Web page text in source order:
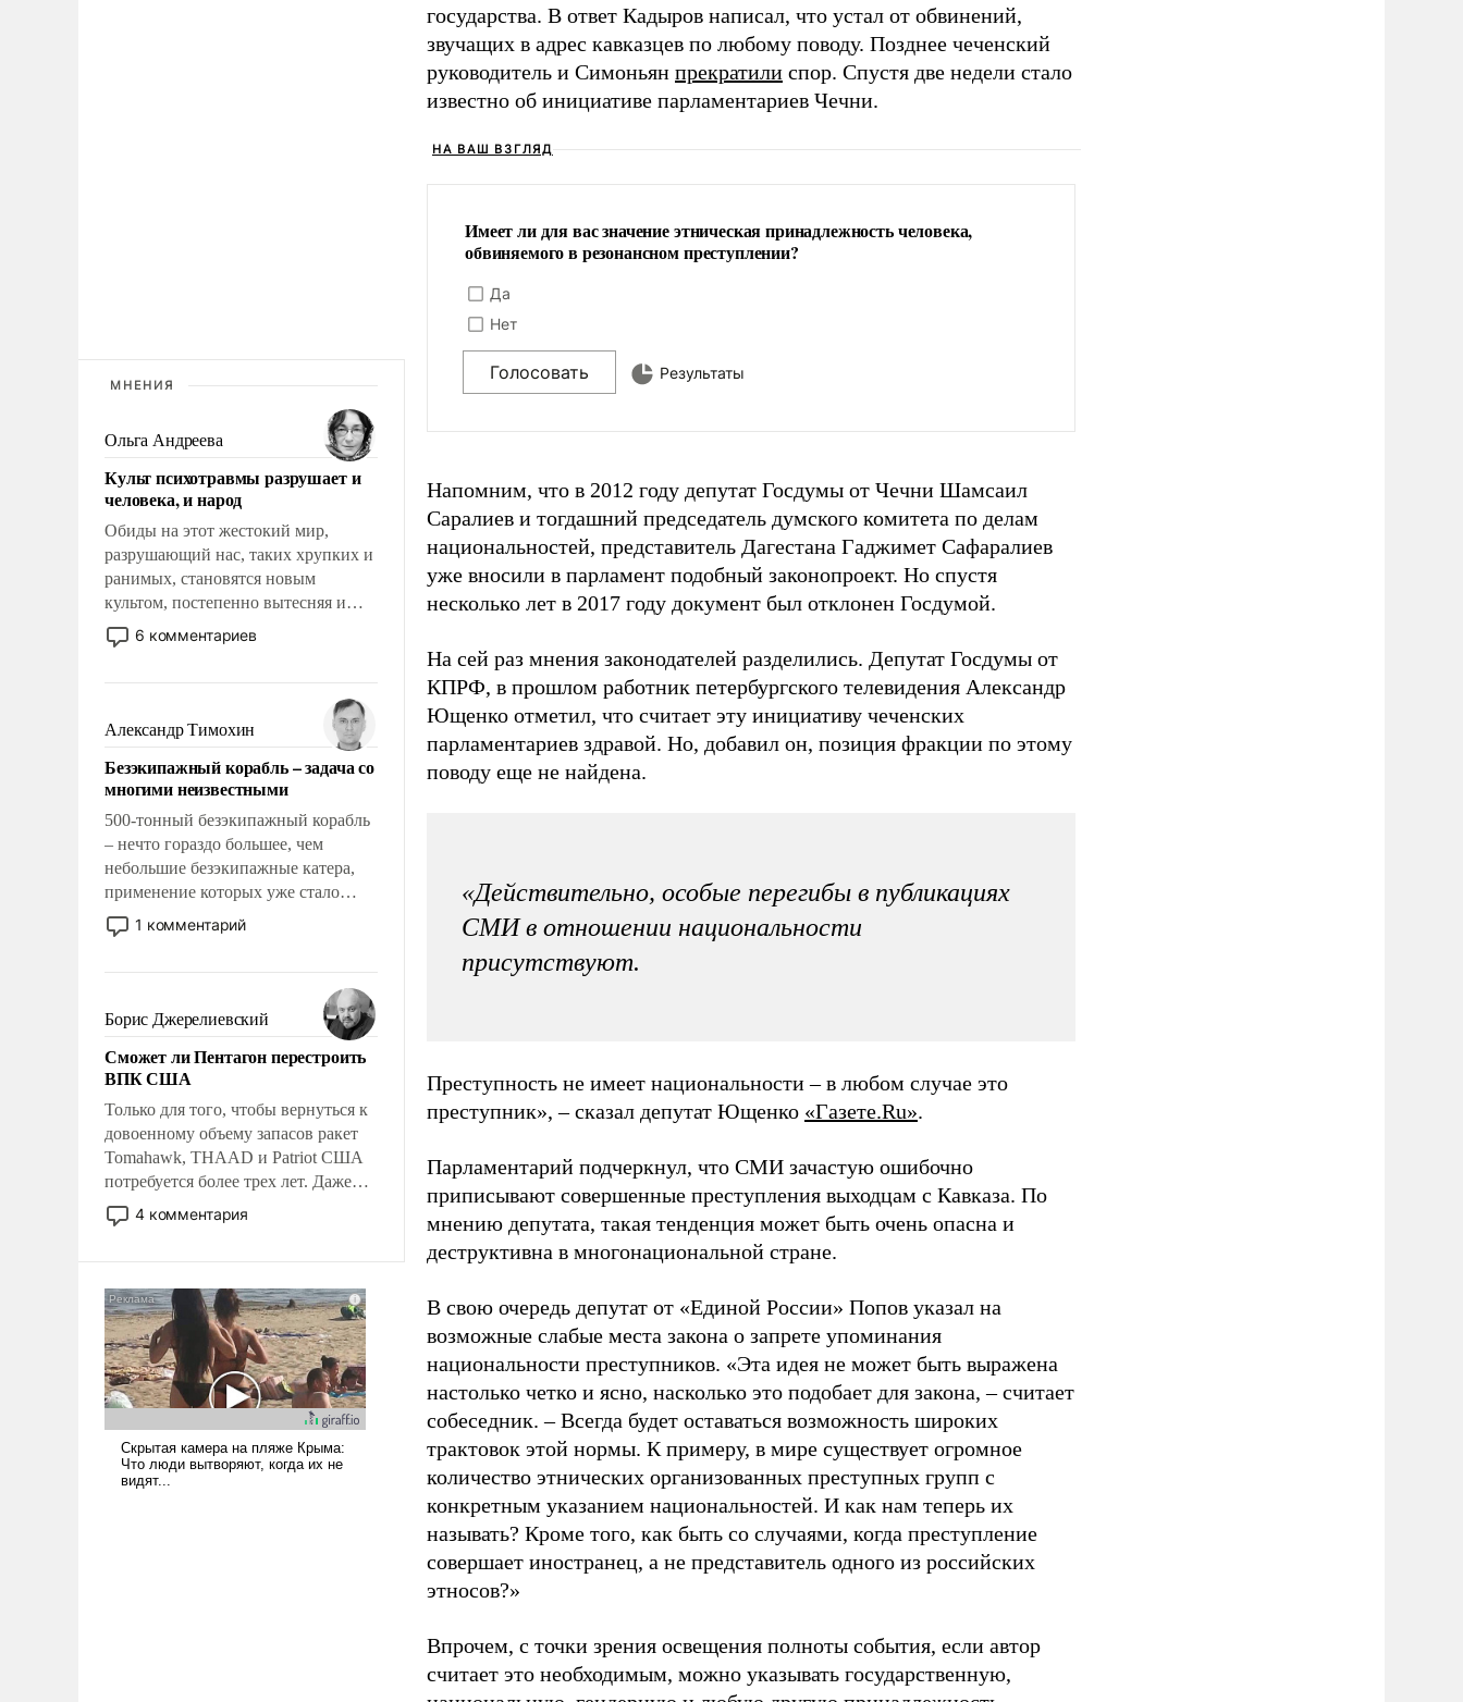
МНЕНИЯ
Ольга Андреева
Культ психотравмы разрушает и
человека, и народ
Обиды на этот жестокий мир,
разрушающий нас, таких хрупких и
ранимых, становятся новым
культом, постепенно вытесняя и
отменяя традиционное требование к
человеку – быть мужественным и
на себя ответственность, помогать
слабым, идти вперед и
адаптироваться.
6 комментариев
Александр Тимохин
Безэкипажный корабль – задача со
многими неизвестными
500-тонный безэкипажный корабль
– нечто гораздо большее, чем
небольшие безэкипажные катера,
применение которых уже стало
обыденностью. Задача по созданию
такого корабля очень сложна и
реализация радикально поднимет
наши боевые возможности.
1 комментарий
Борис Джерелиевский
Сможет ли Пентагон перестроить
ВПК США
Только для того, чтобы вернуться к
довоенному объему запасов ракет
Tomahawk, THAAD и Patriot США
потребуется более трех лет. Даже
небольшая война с Ираном
опустошила американские
уязвимости США, например, перед
Китаем.
4 комментария
государства. В ответ Кадыров написал, что устал от обвинений,
звучащих в адрес кавказцев по любому поводу. Позднее чеченский
руководитель и Симоньян прекратили спор. Спустя две недели стало
известно об инициативе парламентариев Чечни.
НА ВАШ ВЗГЛЯД
Имеет ли для вас значение этническая принадлежность человека,
обвиняемого в резонансном преступлении?
Да
Нет
Голосовать Результаты
Напомним, что в 2012 году депутат Госдумы от Чечни Шамсаил
Саралиев и тогдашний председатель думского комитета по делам
национальностей, представитель Дагестана Гаджимет Сафаралиев
уже вносили в парламент подобный законопроект. Но спустя
несколько лет в 2017 году документ был отклонен Госдумой.
На сей раз мнения законодателей разделились. Депутат Госдумы от
КПРФ, в прошлом работник петербургского телевидения Александр
Ющенко отметил, что считает эту инициативу чеченских
парламентариев здравой. Но, добавил он, позиция фракции по этому
поводу еще не найдена.
«Действительно, особые перегибы в публикациях
СМИ в отношении национальности
присутствуют.
Преступность не имеет национальности – в любом случае это
преступник», – сказал депутат Ющенко «Газете.Ru».
Парламентарий подчеркнул, что СМИ зачастую ошибочно
приписывают совершенные преступления выходцам с Кавказа. По
мнению депутата, такая тенденция может быть очень опасна и
деструктивна в многонациональной стране.
В свою очередь депутат от «Единой России» Попов указал на
возможные слабые места закона о запрете упоминания
национальности преступников. «Эта идея не может быть выражена
настолько четко и ясно, насколько это подобает для закона, – считает
собеседник. – Всегда будет оставаться возможность широких
трактовок этой нормы. К примеру, в мире существует огромное
количество этнических организованных преступных групп с
конкретным указанием национальностей. И как нам теперь их
называть? Кроме того, как быть со случаями, когда преступление
совершает иностранец, а не представитель одного из российских
этносов?»
Впрочем, с точки зрения освещения полноты события, если автор
считает это необходимым, можно указывать государственную,